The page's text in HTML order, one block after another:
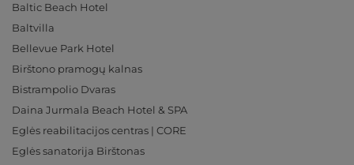
Baltic Beach Hotel
Baltvilla
Bellevue Park Hotel
Birštono pramogų kalnas
Bistrampolio Dvaras
Daina Jurmala Beach Hotel & SPA
Eglės reabilitacijos centras | CORE
Eglės sanatorija Birštonas